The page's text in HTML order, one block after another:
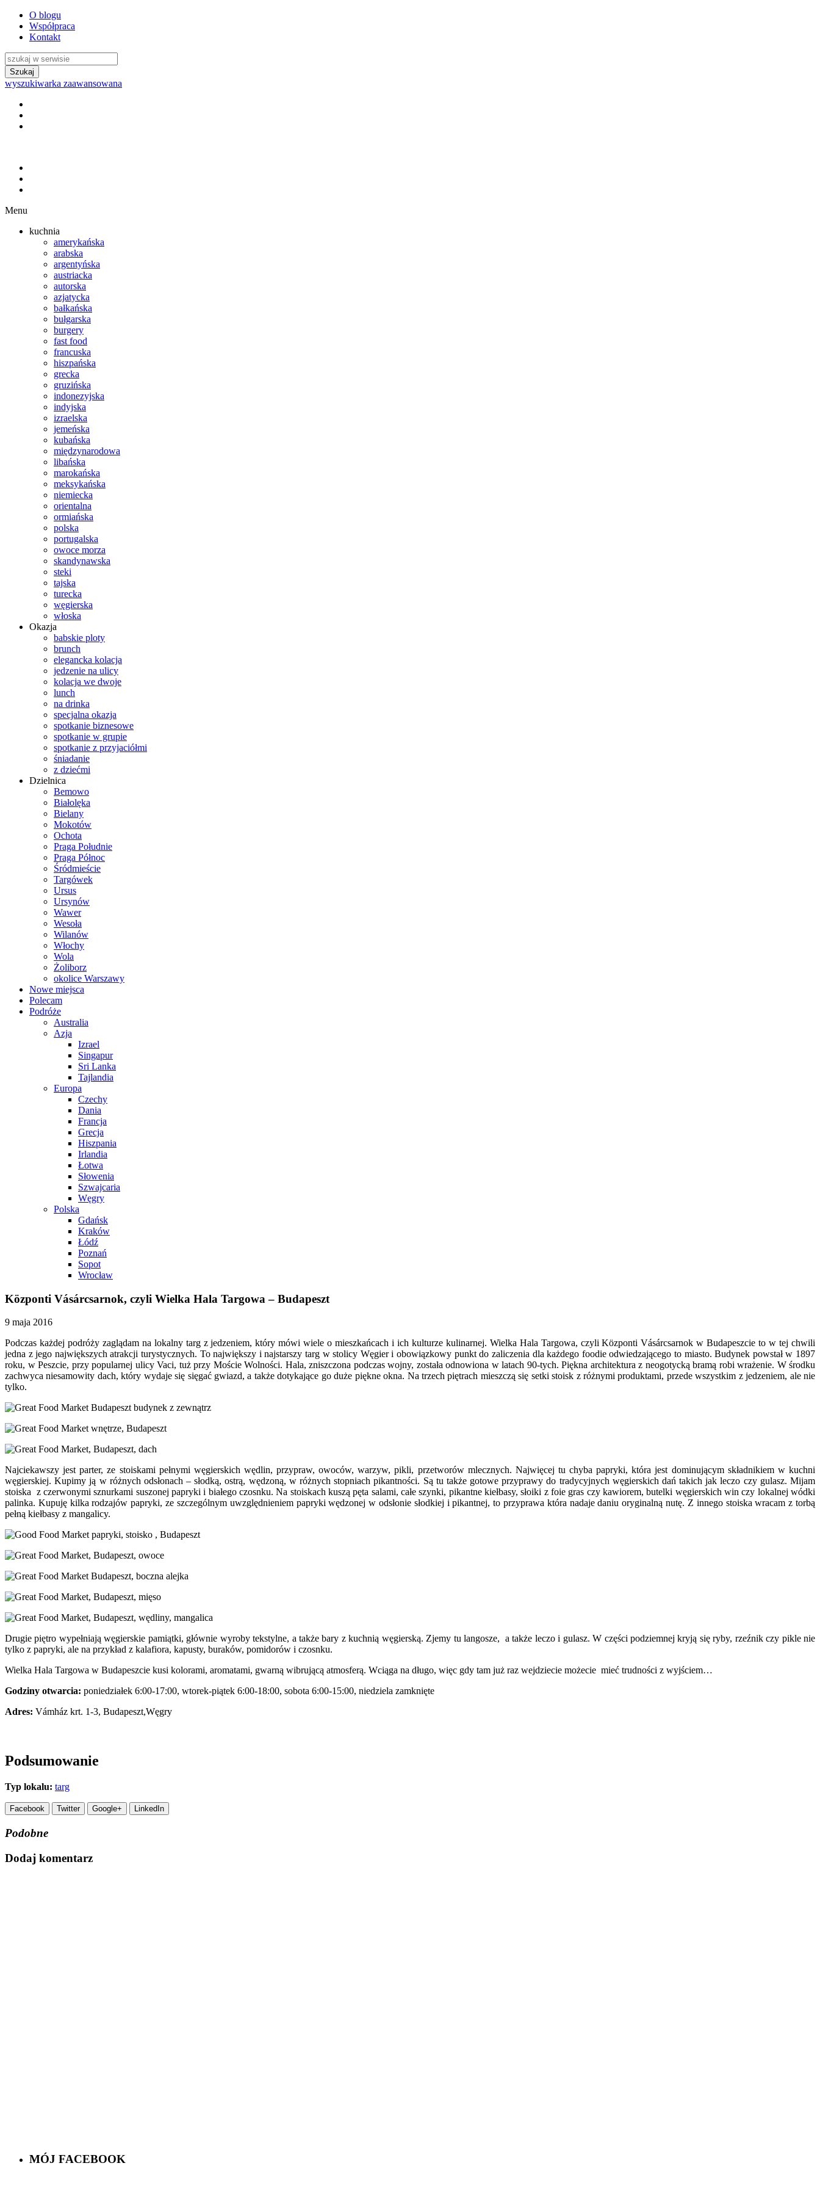
O blogu
Współpraca
Kontakt
wyszukiwarka zaawansowana
Menu
kuchnia
amerykańska
arabska
argentyńska
austriacka
autorska
azjatycka
bałkańska
bułgarska
burgery
fast food
francuska
hiszpańska
grecka
gruzińska
indonezyjska
indyjska
izraelska
jemeńska
kubańska
międzynarodowa
libańska
marokańska
meksykańska
niemiecka
orientalna
ormiańska
polska
portugalska
owoce morza
skandynawska
steki
tajska
turecka
węgierska
włoska
Okazja
babskie ploty
brunch
elegancka kolacja
jedzenie na ulicy
kolacja we dwoje
lunch
na drinka
specjalna okazja
spotkanie biznesowe
spotkanie w grupie
spotkanie z przyjaciółmi
śniadanie
z dziećmi
Dzielnica
Bemowo
Białolęka
Bielany
Mokotów
Ochota
Praga Południe
Praga Północ
Śródmieście
Targówek
Ursus
Ursynów
Wawer
Wesoła
Wilanów
Włochy
Wola
Żoliborz
okolice Warszawy
Nowe miejsca
Polecam
Podróże
Australia
Azja
Izrael
Singapur
Sri Lanka
Tajlandia
Europa
Czechy
Dania
Francja
Grecja
Hiszpania
Irlandia
Łotwa
Słowenia
Szwajcaria
Węgry
Polska
Gdańsk
Kraków
Łódź
Poznań
Sopot
Wrocław
Központi Vásárcsarnok, czyli Wielka Hala Targowa – Budapeszt
9 maja 2016
Podczas każdej podróży zaglądam na lokalny targ z jedzeniem, który mówi wiele o mieszkańcach i ich kulturze kulinarnej. Wielka Hala Targowa, czyli Központi Vásárcsarnok w Budapeszcie to w tej chwili
jedna z jego największych atrakcji turystycznych. To największy i najstarszy targ w stolicy Węgier i obowiązkowy punkt do zaliczenia dla każdego foodie odwiedzającego to miasto. Budynek powstał w 1897
roku, w Peszcie, przy popularnej ulicy Vaci, tuż przy Moście Wolności. Hala, zniszczona podczas wojny, została odnowiona w latach 90-tych. Piękna architektura z neogotycką bramą robi wrażenie. W środku
zachwyca niesamowity dach, który wydaje się sięgać gwiazd, a także dotykające go duże piękne okna. Na trzech piętrach mieszczą się setki stoisk z różnymi produktami, przede wszystkim z jedzeniem, ale nie
tylko.
Najciekawszy jest parter, ze stoiskami pełnymi węgierskich wędlin, przypraw, owoców, warzyw, pikli, przetworów mlecznych. Najwięcej tu chyba papryki, która jest dominującym składnikiem w kuchni
węgierskiej. Kupimy ją w różnych odsłonach – słodką, ostrą, wędzoną, w różnych stopniach pikantności. Są tu także gotowe przyprawy do tradycyjnych węgierskich dań takich jak leczo czy gulasz. Mijam
stoiska z czerwonymi sznurkami suszonej papryki i białego czosnku. Na stoiskach kuszą pęta salami, całe szynki, pikantne kiełbasy, słoiki z foie gras czy kawiorem, butelki węgierskich win czy lokalnej wódki
palinka. Kupuję kilka rodzajów papryki, ze szczególnym uwzględnieniem papryki wędzonej w odsłonie słodkiej i pikantnej, to przyprawa która nadaje daniu oryginalną nutę. Z innego stoiska wracam z torbą
pełną kiełbasy z mangalicy.
Drugie piętro wypełniają węgierskie pamiątki, głównie wyroby tekstylne, a także bary z kuchnią węgierską. Zjemy tu langosze, a także leczo i gulasz. W części podziemnej kryją się ryby, rzeźnik czy pikle nie
tylko z papryki, ale na przykład z kalafiora, kapusty, buraków, pomidorów i czosnku.
Wielka Hala Targowa w Budapeszcie kusi kolorami, aromatami, gwarną wibrującą atmosferą. Wciąga na długo, więc gdy tam już raz wejdziecie możecie mieć trudności z wyjściem…
Godziny otwarcia: poniedziałek 6:00-17:00, wtorek-piątek 6:00-18:00, sobota 6:00-15:00, niedziela zamknięte
Adres: Vámház krt. 1-3, Budapeszt,Węgry
Podsumowanie
Typ lokalu: targ
Facebook Twitter Google+ LinkedIn
Podobne
Dodaj komentarz
MÓJ FACEBOOK